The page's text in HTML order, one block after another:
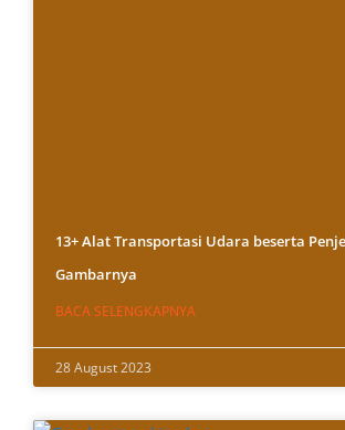
13+ Alat Transportasi Udara beserta
Gambarnya
BACA SELENGKAPNYA
28 August 2023